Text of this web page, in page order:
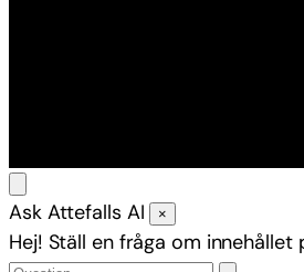
Ask Attefalls AI ×
Hej! Ställ en fråga om